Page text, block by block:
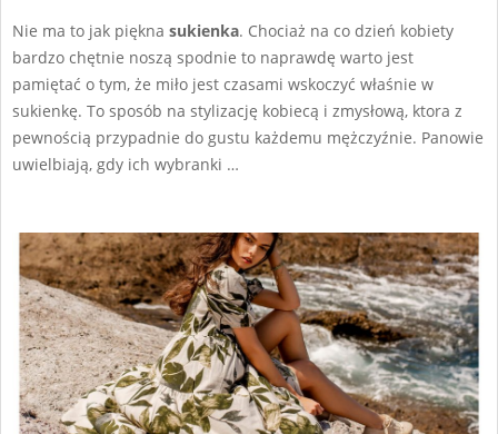
Nie ma to jak piękna sukienka. Chociaż na co dzień kobiety
bardzo chętnie noszą spodnie to naprawdę warto jest
pamiętać o tym, że miło jest czasami wskoczyć właśnie w
sukienkę. To sposób na stylizację kobiecą i zmysłową, ktora z
pewnością przypadnie do gustu każdemu mężczyźnie. Panowie
uwielbiają, gdy ich wybranki …